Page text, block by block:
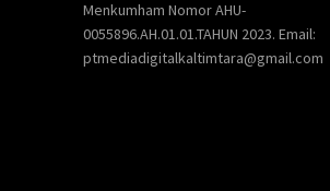
Menkumham Nomor AHU-
0055896.AH.01.01.TAHUN 2023. Email:
ptmediadigitalkaltimtara@gmail.com